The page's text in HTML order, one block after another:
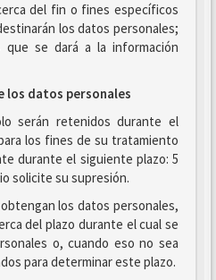
del fin o fines específicos
los datos personales;
se dará a la información
los datos personales
serán retenidos durante el
los fines de su tratamiento
durante el siguiente plazo: 5
solicite su supresión.
los datos personales,
del plazo durante el cual se
o, cuando eso no sea
para determinar este plazo.